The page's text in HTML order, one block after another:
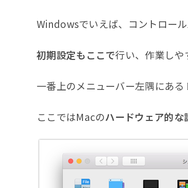
Windowsでいえば、コントロール
初期設定もここで行い、作業しや
一番上のメニューバー左隅にある
ここではMacのハードウェア的な